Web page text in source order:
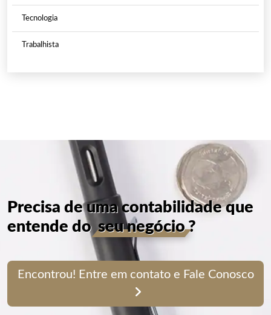
Tecnologia
Trabalhista
Precisa de uma contabilidade que
entende do seu negócio?
Encontrou! Entre em contato e Fale Conosco